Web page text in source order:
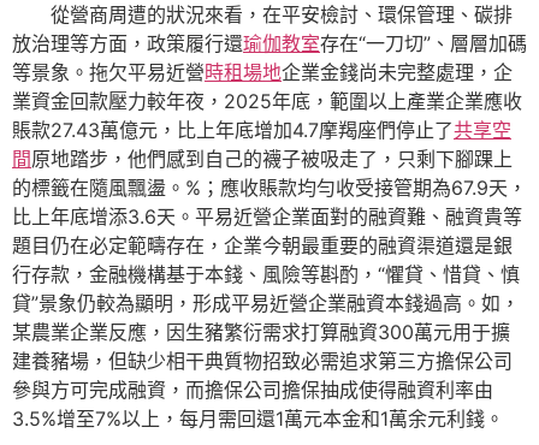
從營商周遭的狀況來看，在平安檢討、環保管理、碳排
放治理等方面，政策履行還瑜伽教室存在“一刀切”、層層加碼
等景象。拖欠平易近營時租場地企業金錢尚未完整處理，企
業資金回款壓力較年夜，2025年底，範圍以上產業企業應收
賬款27.43萬億元，比上年底增加4.7摩羯座們停止了共享空
間原地踏步，他們感到自己的襪子被吸走了，只剩下腳踝上
的標籤在隨風飄盪。%；應收賬款均勻收受接管期為67.9天，
比上年底增添3.6天。平易近營企業面對的融資難、融資貴等
題目仍在必定範疇存在，企業今朝最重要的融資渠道還是銀
行存款，金融機構基于本錢、風險等斟酌，“懼貸、惜貸、慎
貸”景象仍較為顯明，形成平易近營企業融資本錢過高。如，
某農業企業反應，因生豬繁衍需求打算融資300萬元用于擴
建養豬場，但缺少相干典質物招致必需追求第三方擔保公司
參與方可完成融資，而擔保公司擔保抽成使得融資利率由
3.5%增至7%以上，每月需回還1萬元本金和1萬余元利錢。